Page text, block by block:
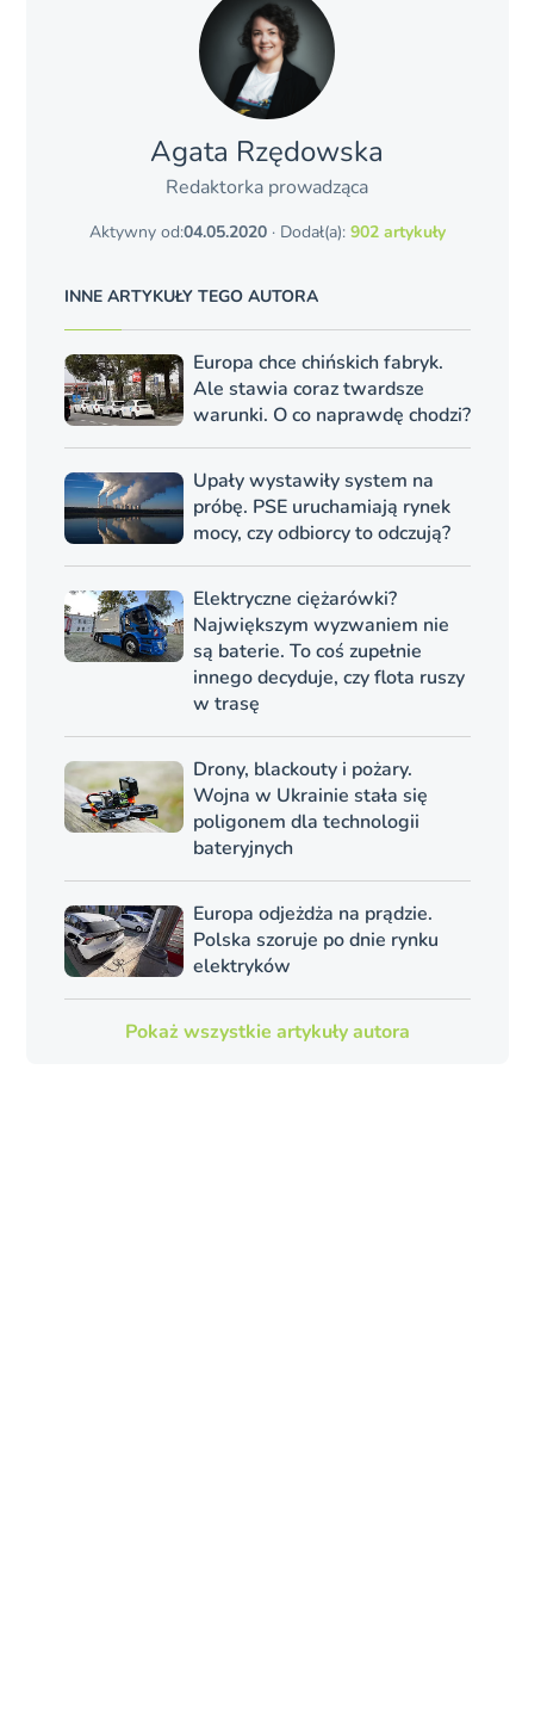
Agata Rzędowska
Redaktorka prowadząca
Aktywny od:04.05.2020· Dodał(a): 902 artykuły
INNE ARTYKUŁY TEGO AUTORA
Europa chce chińskich fabryk.
Ale stawia coraz twardsze
warunki. O co naprawdę chodzi?
Upały wystawiły system na
próbę. PSE uruchamiają rynek
mocy, czy odbiorcy to odczują?
Elektryczne ciężarówki?
Największym wyzwaniem nie
są baterie. To coś zupełnie
innego decyduje, czy flota ruszy
w trasę
Drony, blackouty i pożary.
Wojna w Ukrainie stała się
poligonem dla technologii
bateryjnych
Europa odjeżdża na prądzie.
Polska szoruje po dnie rynku
elektryków
Pokaż wszystkie artykuły autora